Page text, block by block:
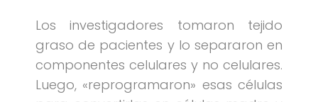
Los investigadores tomaron tejido
graso de pacientes y lo separaron en
componentes celulares y no celulares.
Luego, «reprogramaron» esas células